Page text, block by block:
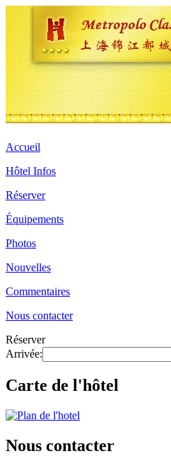
Accueil
Hôtel Infos
Réserver
Équipements
Photos
Nouvelles
Commentaires
Nous contacter
Réserver
Arrivée:
Carte de l'hôtel
Nous contacter